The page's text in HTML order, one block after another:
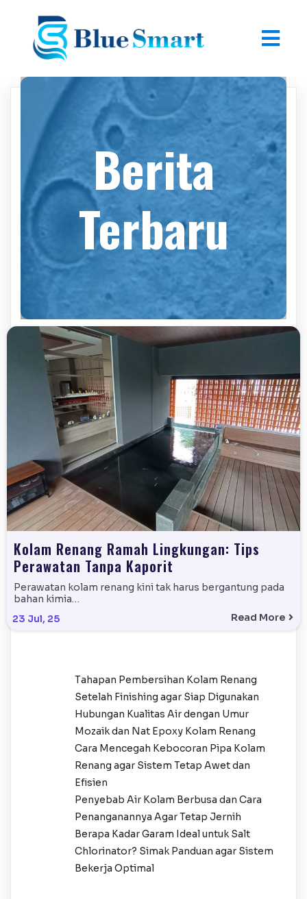
Berita
Terbaru
Kolam Renang Ramah Lingkungan: Tips
Perawatan Tanpa Kaporit
23 Jul, 25
Perawatan kolam renang kini tak harus bergantung pada
bahan kimia…
Read More
Tahapan Pembersihan Kolam Renang
Setelah Finishing agar Siap Digunakan
Hubungan Kualitas Air dengan Umur
Mozaik dan Nat Epoxy Kolam Renang
Cara Mencegah Kebocoran Pipa Kolam
Renang agar Sistem Tetap Awet dan
Efisien
Penyebab Air Kolam Berbusa dan Cara
Penanganannya Agar Tetap Jernih
Berapa Kadar Garam Ideal untuk Salt
Chlorinator? Simak Panduan agar Sistem
Bekerja Optimal